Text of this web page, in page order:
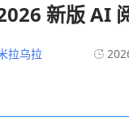
新版 AI
拉乌拉